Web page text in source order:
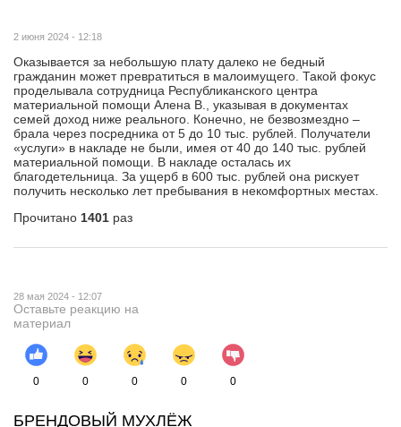
2 июня 2024 - 12:18
Оказывается за небольшую плату далеко не бедный
гражданин может превратиться в малоимущего. Такой фокус
проделывала сотрудница Республиканского центра
материальной помощи Алена В., указывая в документах
семей доход ниже реального. Конечно, не безвозмездно –
брала через посредника от 5 до 10 тыс. рублей. Получатели
«услуги» в накладе не были, имея от 40 до 140 тыс. рублей
материальной помощи. В накладе осталась их
благодетельница. За ущерб в 600 тыс. рублей она рискует
получить несколько лет пребывания в некомфортных местах.
Прочитано 1401 раз
28 мая 2024 - 12:07
Оставьте реакцию на
материал
0 0 0 0 0
БРЕНДОВЫЙ МУХЛЁЖ